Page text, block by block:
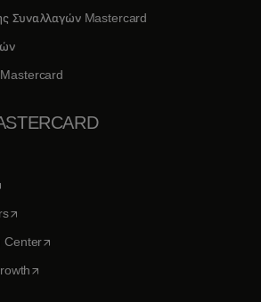
Συναλλαγών Mastercard
a new tab
in a new tab
opens in a new tab
Centeropens in a new tab
opens in a new tab